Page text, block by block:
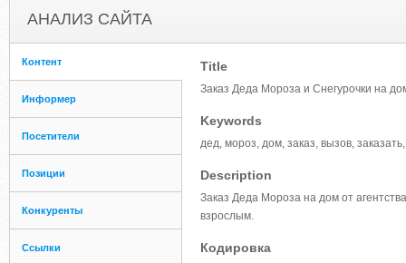
АНАЛИЗ САЙТА
Контент
Информер
Посетители
Позиции
Конкуренты
Ссылки
Title
Заказ Деда Мороза и Снегурочки на
Keywords
дед, мороз, дом, заказ, вызов,
Description
Заказ Деда Мороза на дом от
взрослым.
Кодировка